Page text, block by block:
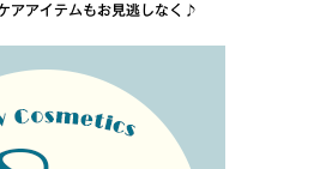
アアイテムもお見逃しなく♪